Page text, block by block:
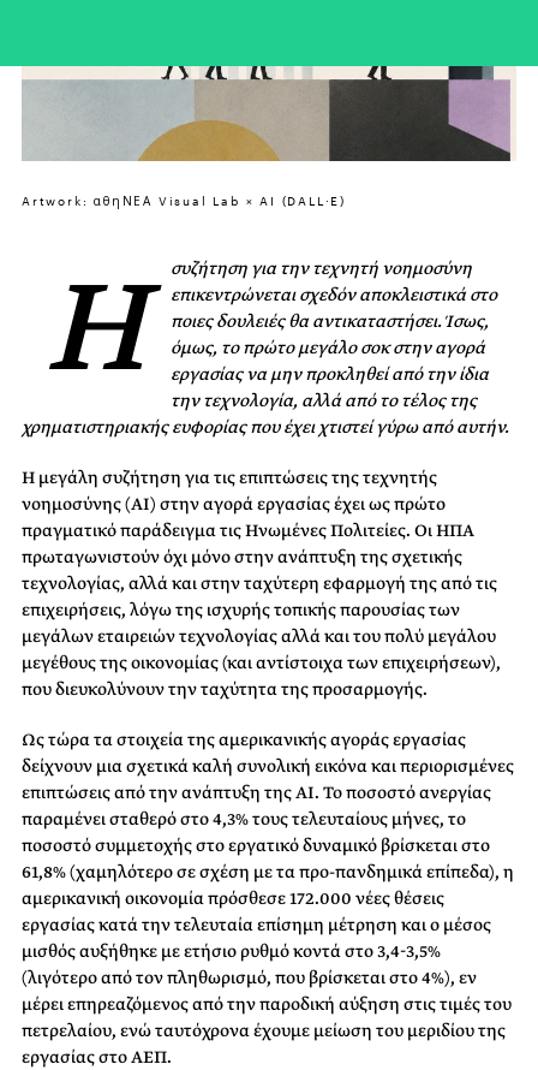
Artwork: αθηΝΕΑ Visual Lab × AI (DALL·E)
Η
συζήτηση για την τεχνητή νοημοσύνη
επικεντρώνεται σχεδόν αποκλειστικά στο
ποιες δουλειές θα αντικαταστήσει. Ίσως,
όμως, το πρώτο μεγάλο σοκ στην αγορά
εργασίας να μην προκληθεί από την ίδια
την τεχνολογία, αλλά από το τέλος της
χρηματιστηριακής ευφορίας που έχει χτιστεί γύρω από αυτήν.
Η μεγάλη συζήτηση για τις επιπτώσεις της τεχνητής
νοημοσύνης (ΑΙ) στην αγορά εργασίας έχει ως πρώτο
πραγματικό παράδειγμα τις Ηνωμένες Πολιτείες. Οι ΗΠΑ
πρωταγωνιστούν όχι μόνο στην ανάπτυξη της σχετικής
τεχνολογίας, αλλά και στην ταχύτερη εφαρμογή της από τις
επιχειρήσεις, λόγω της ισχυρής τοπικής παρουσίας των
μεγάλων εταιρειών τεχνολογίας αλλά και του πολύ μεγάλου
μεγέθους της οικονομίας (και αντίστοιχα των επιχειρήσεων),
που διευκολύνουν την ταχύτητα της προσαρμογής.
Ως τώρα τα στοιχεία της αμερικανικής αγοράς εργασίας
δείχνουν μια σχετικά καλή συνολική εικόνα και περιορισμένες
επιπτώσεις από την ανάπτυξη της ΑΙ. Το ποσοστό ανεργίας
παραμένει σταθερό στο 4,3% τους τελευταίους μήνες, το
ποσοστό συμμετοχής στο εργατικό δυναμικό βρίσκεται στο
61,8% (χαμηλότερο σε σχέση με τα προ-πανδημικά επίπεδα), η
αμερικανική οικονομία πρόσθεσε 172.000 νέες θέσεις
εργασίας κατά την τελευταία επίσημη μέτρηση και ο μέσος
μισθός αυξήθηκε με ετήσιο ρυθμό κοντά στο 3,4-3,5%
(λιγότερο από τον πληθωρισμό, που βρίσκεται στο 4%), εν
μέρει επηρεαζόμενος από την παροδική αύξηση στις τιμές του
πετρελαίου, ενώ ταυτόχρονα έχουμε μείωση του μεριδίου της
εργασίας στο ΑΕΠ.